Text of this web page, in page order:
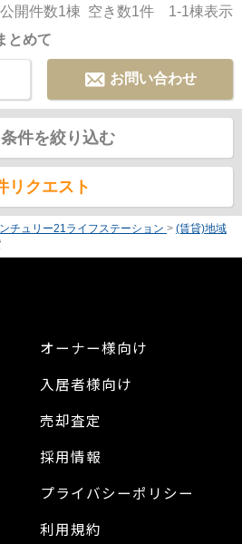
開件数1棟 空き数1件 1-1棟表示
とめて
お問い合わせ
件を絞り込む
リクエスト
チュリー21ライフステーション > (賃貸)地域
オーナー様向け
入居者様向け
売却査定
採用情報
プライバシーポリシー
利用規約